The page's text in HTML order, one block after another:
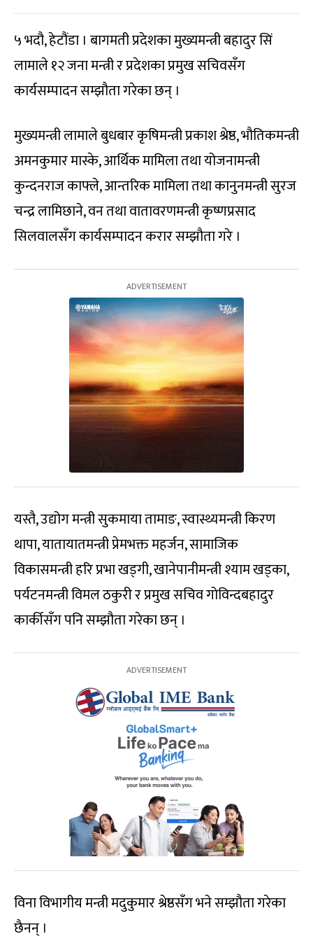
५ भदौ, हेटौंडा । बागमती प्रदेशका मुख्यमन्त्री बहादुर सिं
लामाले १२ जना मन्त्री र प्रदेशका प्रमुख सचिवसँग
कार्यसम्पादन सम्झौता गरेका छन् ।
मुख्यमन्त्री लामाले बुधबार कृषिमन्त्री प्रकाश श्रेष्ठ, भौतिकमन्त्री
अमनकुमार मास्के, आर्थिक मामिला तथा योजनामन्त्री
कुन्दनराज काफ्ले, आन्तरिक मामिला तथा कानुनमन्त्री सुरज
चन्द्र लामिछाने, वन तथा वातावरणमन्त्री कृष्णप्रसाद
सिलवालसँग कार्यसम्पादन करार सम्झौता गरे ।
यस्तै, उद्योग मन्त्री सुकमाया तामाङ, स्वास्थ्यमन्त्री किरण
थापा, यातायातमन्त्री प्रेमभक्त महर्जन, सामाजिक
विकासमन्त्री हरि प्रभा खड्गी, खानेपानीमन्त्री श्याम खड्का,
पर्यटनमन्त्री विमल ठकुरी र प्रमुख सचिव गोविन्दबहादुर
कार्कीसँग पनि सम्झौता गरेका छन् ।
विना विभागीय मन्त्री मदुकुमार श्रेष्ठसँग भने सम्झौता गरेका
छैनन् ।